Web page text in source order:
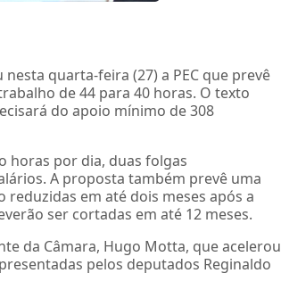
quarta-feira (27) a PEC que prevê
de 44 para 40 horas. O texto
do apoio mínimo de 308
horas por dia, duas folgas
A proposta também prevê uma
em até dois meses após a
ser cortadas em até 12 meses.
da Câmara, Hugo Motta, que acelerou
pelos deputados Reginaldo